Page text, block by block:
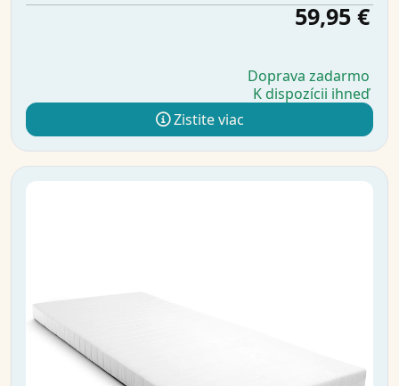
59,95 €
Doprava zadarmo
K dispozícii ihneď
Zistite viac